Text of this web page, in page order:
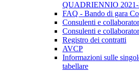
QUADRIENNIO 2021-
FAQ - Bando di gara
Consulenti e
Consulenti e
Registro dei contratti
AVCP
Informazioni sulle
tabellare